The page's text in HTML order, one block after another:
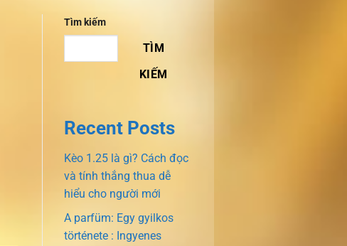
Tìm kiếm
TÌM
KIẾM
Recent Posts
Kèo 1.25 là gì? Cách đọc
và tính thắng thua dễ
hiểu cho người mới
A parfüm: Egy gyilkos
története : Ingyenes